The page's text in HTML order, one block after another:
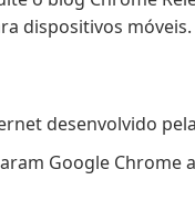
dispositivos móveis.
desenvolvido pela
Google Chrome